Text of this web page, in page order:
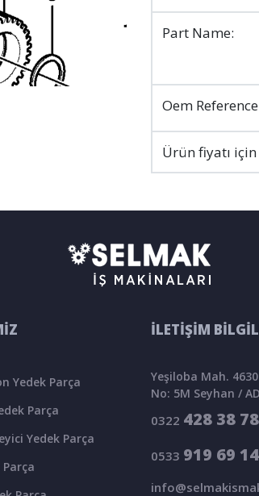
Part Name:
Oem
Ürün fiyatı
Yedek Parça
Parça
Yedek Parça
İLETİŞİM
Yeşiloba Mah.
No: 5M Seyhan /
0322 428 38 78
0533 919 69 14